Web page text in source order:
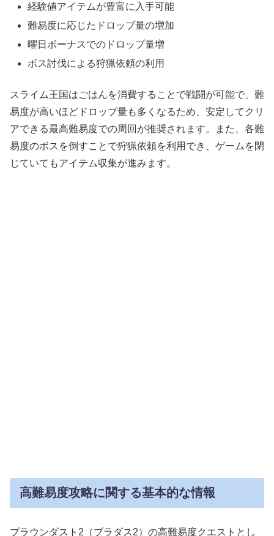
経験値アイテムが豊富に入手可能
難易度に応じたドロップ量の増加
曜日ボーナスでのドロップ量増
ボス討伐による狩猟依頼の利用
スライム王国はごはんを消費することで戦闘が可能で、難
易度が高いほどドロップ量も多くなるため、安定してクリ
アできる最高難易度での周回が推奨されます。また、各難
易度のボスを倒すことで狩猟依頼を利用でき、ゲームを閉
じていてもアイテム収集が進みます。
高難易度攻略に関する基本的な情報
ブラウンダスト2（ブラダス2）の高難易度クエストとし